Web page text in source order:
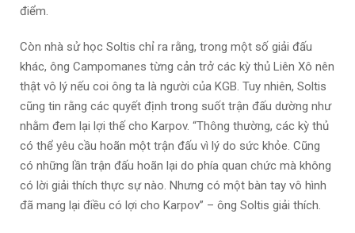
điểm.
Còn nhà sử học Soltis chỉ ra rằng, trong một số giải đấu
khác, ông Campomanes từng cản trở các kỳ thủ Liên Xô nên
thật vô lý nếu coi ông ta là người của KGB. Tuy nhiên, Soltis
cũng tin rằng các quyết định trong suốt trận đấu dường như
nhằm đem lại lợi thế cho Karpov. “Thông thường, các kỳ thủ
có thể yêu cầu hoãn một trận đấu vì lý do sức khỏe. Cũng
có những lần trận đấu hoãn lại do phía quan chức mà không
có lời giải thích thực sự nào. Nhưng có một bàn tay vô hình
đã mang lại điều có lợi cho Karpov” – ông Soltis giải thích.